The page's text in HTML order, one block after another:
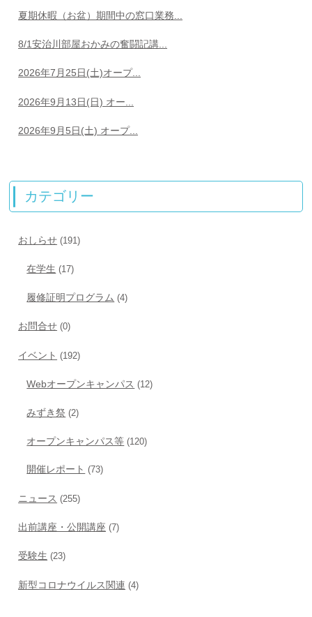
夏期休暇（お盆）期間中の窓口業務...
8/1安治川部屋おかみの奮闘記講...
2026年7月25日(土)オープ...
2026年9月13日(日) オー...
2026年9月5日(土) オープ...
カテゴリー
おしらせ (191)
在学生 (17)
履修証明プログラム (4)
お問合せ (0)
イベント (192)
Webオープンキャンパス (12)
みずき祭 (2)
オープンキャンパス等 (120)
開催レポート (73)
ニュース (255)
出前講座・公開講座 (7)
受験生 (23)
新型コロナウイルス関連 (4)